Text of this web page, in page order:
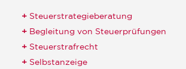
Steuerstrategieberatung
Begleitung von Steuerprüfungen
Steuerstrafrecht
Selbstanzeige